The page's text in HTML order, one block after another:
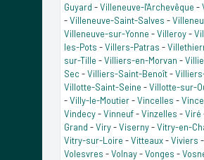
Guyard -Villeneuve-l'Archevêque -
-Villeneuve-Saint-Salves -
Villeneuve-sur-Yonne -Villeroy-
les-Pots -Villers-Patras -
sur-Tille -Villiers-en-Morvan -
Sec -Villiers-Saint-Benoît-
Villotte-Saint-Seine -Villotte-sur-
-Villy-le-Moutier-Vincelles -
Vindecy-Vinneuf-Vinzelles -Viré
Grand -Viry-Viserny-Vitry-en-
Vitry-sur-Loire -Vitteaux-Viviers -
Volesvres -Volnay-Vonges -